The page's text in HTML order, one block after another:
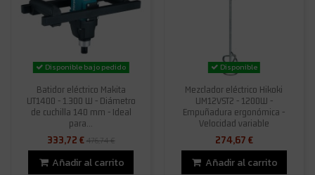
Disponible bajo pedido
Batidor eléctrico Makita
UT1400 - 1.300 W - Diámetro
de cuchilla 140 mm - Ideal
para...
333,72 €476,74 €
Añadir al carrito
Disponible
Mezclador eléctrico Hikoki
UM12VST2 - 1200W -
Empuñadura ergonómica -
Velocidad variable
274,67 €
Añadir al carrito